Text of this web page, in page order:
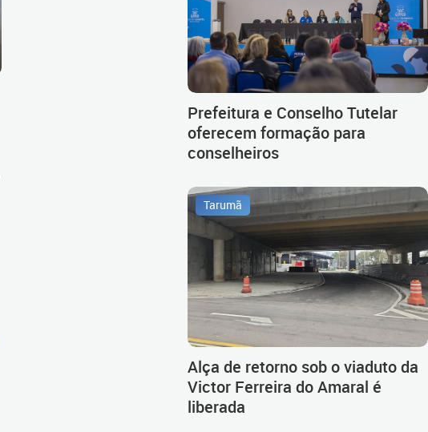
Prefeitura e Conselho Tutelar
oferecem formação para
conselheiros
Tarumã
Alça de retorno sob o viaduto da
Victor Ferreira do Amaral é
liberada